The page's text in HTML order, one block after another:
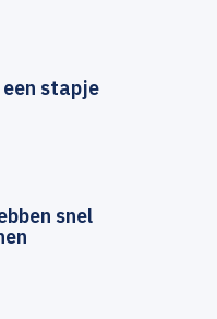
een stapje
snel